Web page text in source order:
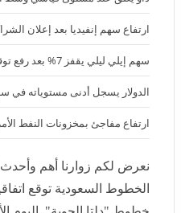
ارتفاع سهم إنفيديا بعد إعلان
سهم إيلي ليلي يقفز 7% بعد رفع توقعات إيرادات 2026
الدولار يسجل أدنى مستوياته في
ارتفاع مفاجئ بمخزونات النفط
نعرض لكم زوارنا أهم وأحدث
الخطوط السعودية توقع
"دلتا الجوية", اليوم الأربعاء 2 أكتوبر 2024 05:15 مساءً